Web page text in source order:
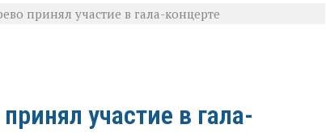
принял участие в гала-концерте
участие в гала-